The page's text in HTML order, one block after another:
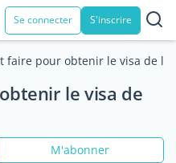
Se connecter S'inscrire
faire pour obtenir le visa de
le visa de
M'abonner